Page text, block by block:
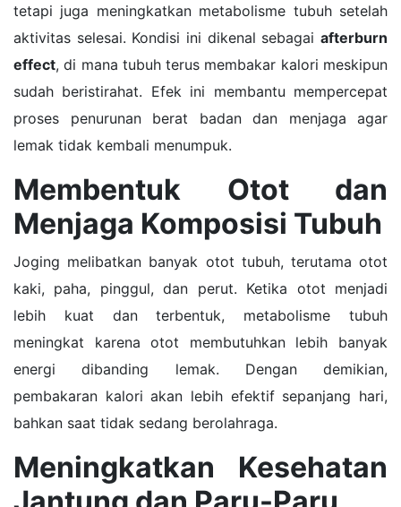
tetapi juga meningkatkan metabolisme tubuh setelah
aktivitas selesai. Kondisi ini dikenal sebagai afterburn
effect, di mana tubuh terus membakar kalori meskipun
sudah beristirahat. Efek ini membantu mempercepat
proses penurunan berat badan dan menjaga agar
lemak tidak kembali menumpuk.
Membentuk Otot dan
Menjaga Komposisi Tubuh
Joging melibatkan banyak otot tubuh, terutama otot
kaki, paha, pinggul, dan perut. Ketika otot menjadi
lebih kuat dan terbentuk, metabolisme tubuh
meningkat karena otot membutuhkan lebih banyak
energi dibanding lemak. Dengan demikian,
pembakaran kalori akan lebih efektif sepanjang hari,
bahkan saat tidak sedang berolahraga.
Meningkatkan Kesehatan